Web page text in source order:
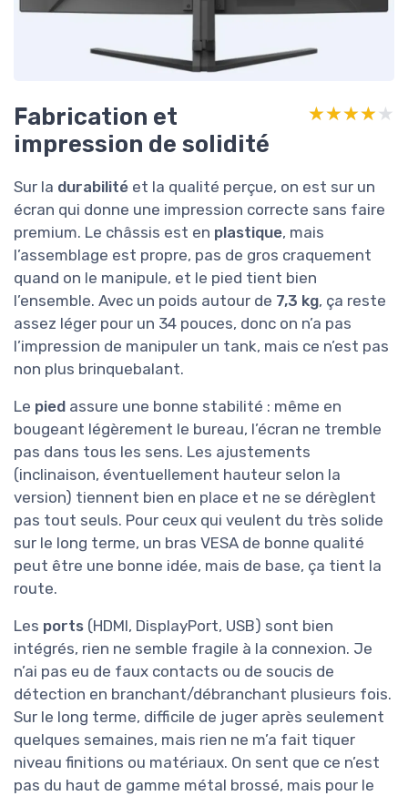
Fabrication et
impression de solidité
★★★★★
★★★★★
Sur la durabilité et la qualité perçue, on est sur un
écran qui donne une impression correcte sans faire
premium. Le châssis est en plastique, mais
l’assemblage est propre, pas de gros craquement
quand on le manipule, et le pied tient bien
l’ensemble. Avec un poids autour de 7,3 kg, ça reste
assez léger pour un 34 pouces, donc on n’a pas
l’impression de manipuler un tank, mais ce n’est pas
non plus brinquebalant.
Le pied assure une bonne stabilité : même en
bougeant légèrement le bureau, l’écran ne tremble
pas dans tous les sens. Les ajustements
(inclinaison, éventuellement hauteur selon la
version) tiennent bien en place et ne se dérèglent
pas tout seuls. Pour ceux qui veulent du très solide
sur le long terme, un bras VESA de bonne qualité
peut être une bonne idée, mais de base, ça tient la
route.
Les ports (HDMI, DisplayPort, USB) sont bien
intégrés, rien ne semble fragile à la connexion. Je
n’ai pas eu de faux contacts ou de soucis de
détection en branchant/débranchant plusieurs fois.
Sur le long terme, difficile de juger après seulement
quelques semaines, mais rien ne m’a fait tiquer
niveau finitions ou matériaux. On sent que ce n’est
pas du haut de gamme métal brossé, mais pour le